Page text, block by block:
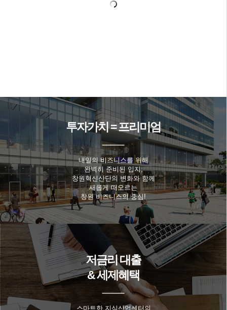
투자가치 = 프리미엄
내일의 비즈니스를 위해
완벽히 준비된 입지,
창원혁신산단의 변화와 함께
새롭게 떠오르는
창원 비즈니스의 중심!
저금리 대출
& 세제혜택
스마트한 지식산업센터의